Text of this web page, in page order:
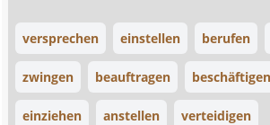
versprechen einstellen berufen
zwingen beauftragen beschäftigen
einziehen anstellen verteidigen